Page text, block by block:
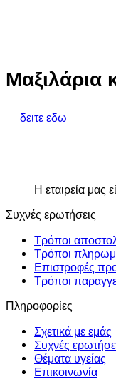
Μαξιλάρια
δειτε εδω
Η εταιρεία μας
Συχνές ερωτήσεις
Τρόποι
Τρόποι
Επιστροφές
Τρόποι
Πληροφορίες
Σχετικά με εμάς
Συχνές
Θέματα υγείας
Επικοινωνία